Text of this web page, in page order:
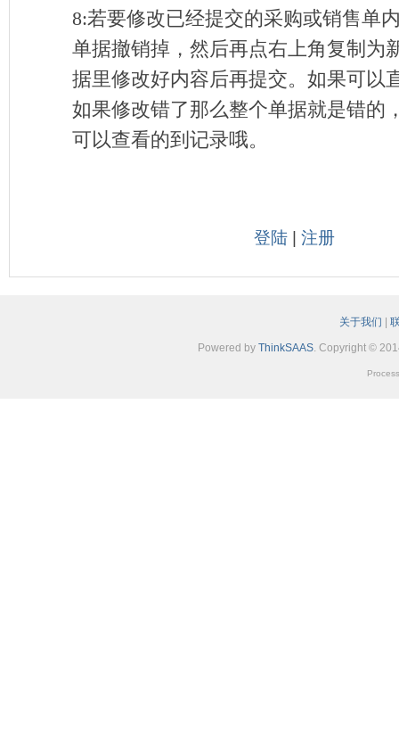
8:若要修改已经提交的采购或销售单
单据撤销掉，然后再点右上角复制 为
据里修改好内容后再提交。如果可以
如果修改错了那么整个单据就是错的
可以查看的到记录哦。
登陆| 注册
关于我们
Powered by ThinkSAAS. Copyright ©